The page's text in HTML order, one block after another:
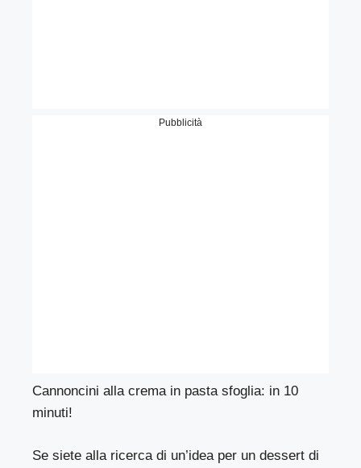
Pubblicità
Cannoncini alla crema in pasta sfoglia: in 10
minuti!
Se siete alla ricerca di un’idea per un dessert di